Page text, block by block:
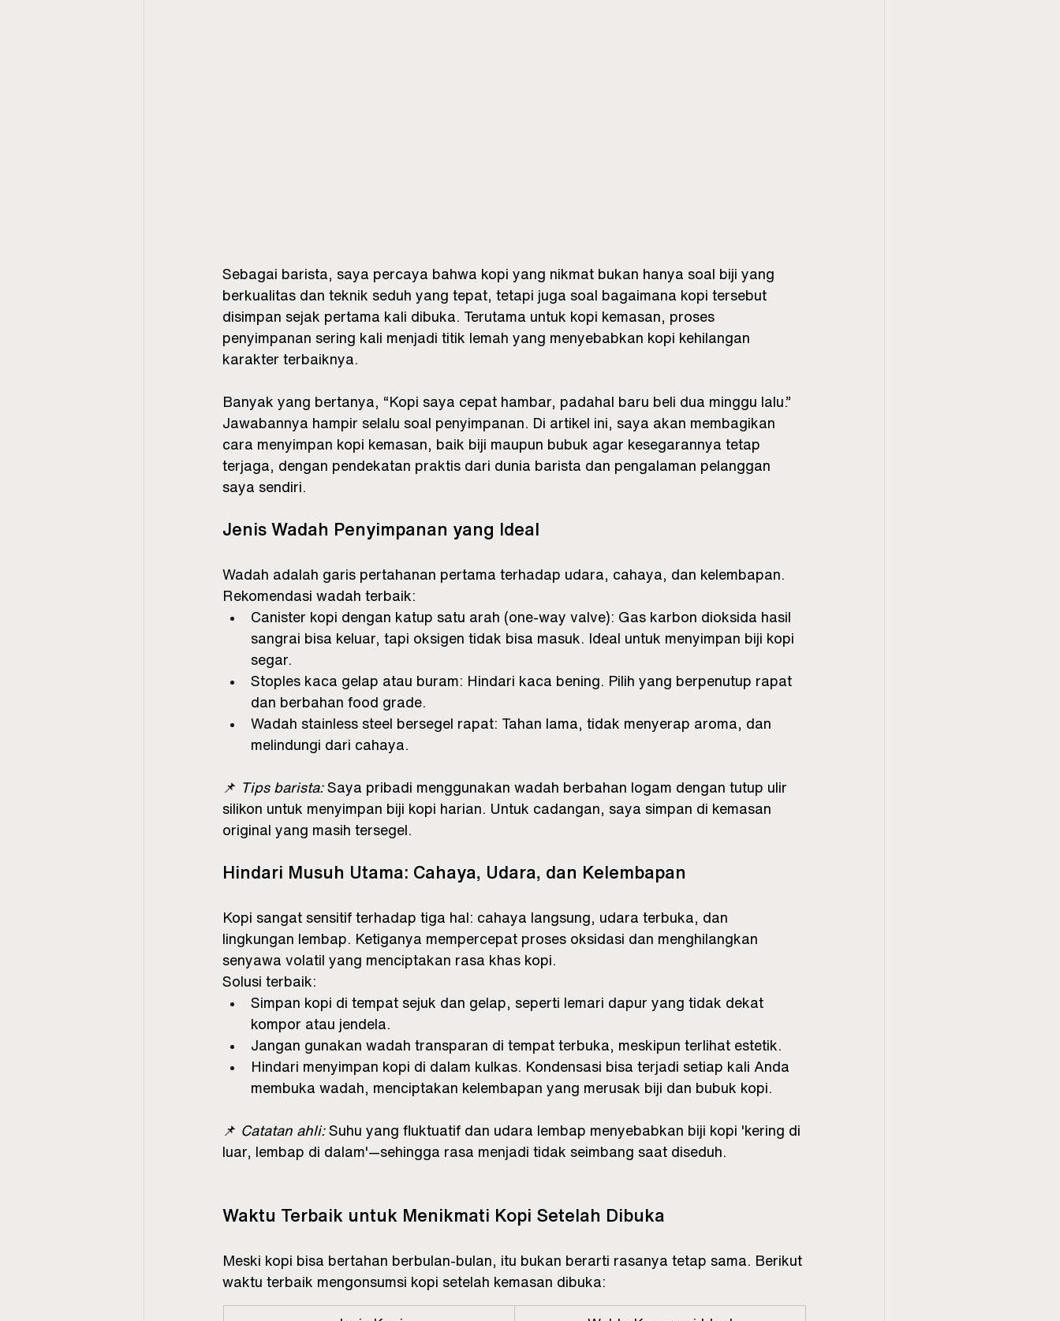
Sebagai barista, saya percaya bahwa kopi yang nikmat bukan hanya soal biji yang
berkualitas dan teknik seduh yang tepat, tetapi juga soal bagaimana kopi tersebut
disimpan sejak pertama kali dibuka. Terutama untuk kopi kemasan, proses
penyimpanan sering kali menjadi titik lemah yang menyebabkan kopi kehilangan
karakter terbaiknya.
Banyak yang bertanya, “Kopi saya cepat hambar, padahal baru beli dua minggu lalu.”
Jawabannya hampir selalu soal penyimpanan. Di artikel ini, saya akan membagikan
cara menyimpan kopi kemasan, baik biji maupun bubuk agar kesegarannya tetap
terjaga, dengan pendekatan praktis dari dunia barista dan pengalaman pelanggan
saya sendiri.
Jenis Wadah Penyimpanan yang Ideal
Wadah adalah garis pertahanan pertama terhadap udara, cahaya, dan kelembapan.
Rekomendasi wadah terbaik:
Canister kopi dengan katup satu arah (one-way valve): Gas karbon dioksida hasil
sangrai bisa keluar, tapi oksigen tidak bisa masuk. Ideal untuk menyimpan biji kopi
segar.
Stoples kaca gelap atau buram: Hindari kaca bening. Pilih yang berpenutup rapat
dan berbahan food grade.
Wadah stainless steel bersegel rapat: Tahan lama, tidak menyerap aroma, dan
melindungi dari cahaya.
📌 Tips barista: Saya pribadi menggunakan wadah berbahan logam dengan tutup ulir
silikon untuk menyimpan biji kopi harian. Untuk cadangan, saya simpan di kemasan
original yang masih tersegel.
Hindari Musuh Utama: Cahaya, Udara, dan Kelembapan
Kopi sangat sensitif terhadap tiga hal: cahaya langsung, udara terbuka, dan
lingkungan lembap. Ketiganya mempercepat proses oksidasi dan menghilangkan
senyawa volatil yang menciptakan rasa khas kopi.
Solusi terbaik:
Simpan kopi di tempat sejuk dan gelap, seperti lemari dapur yang tidak dekat
kompor atau jendela.
Jangan gunakan wadah transparan di tempat terbuka, meskipun terlihat estetik.
Hindari menyimpan kopi di dalam kulkas. Kondensasi bisa terjadi setiap kali Anda
membuka wadah, menciptakan kelembapan yang merusak biji dan bubuk kopi.
📌 Catatan ahli: Suhu yang fluktuatif dan udara lembap menyebabkan biji kopi 'kering di
luar, lembap di dalam'—sehingga rasa menjadi tidak seimbang saat diseduh.
Waktu Terbaik untuk Menikmati Kopi Setelah Dibuka
Meski kopi bisa bertahan berbulan-bulan, itu bukan berarti rasanya tetap sama. Berikut
waktu terbaik mengonsumsi kopi setelah kemasan dibuka: